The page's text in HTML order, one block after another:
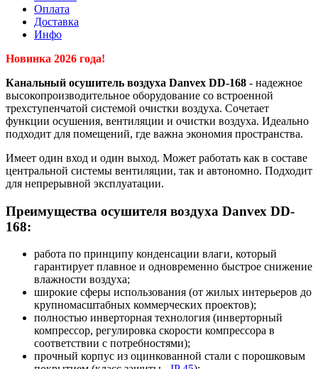
Оплата
Доставка
Инфо
Новинка 2026 года!
Канальный осушитель воздуха Danvex DD-168 - надежное
высокопроизводительное оборудование со встроенной
трехступенчатой системой очистки воздуха. Сочетает
функции осушения, вентиляции и очистки воздуха. Идеально
подходит для помещений, где важна экономия пространства.
Имеет один вход и один выход. Может работать как в составе
центральной системы вентиляции, так и автономно. Подходит
для непрерывной эксплуатации.
Преимущества осушителя воздуха Danvex DD-
168:
работа по принципу конденсации влаги, который
гарантирует плавное и одновременно быстрое снижение
влажности воздуха;
широкие сферы использования (от жилых интерьеров до
крупномасштабных коммерческих проектов);
полностью инверторная технология (инверторный
компрессор, регулировка скорости компрессора в
соответствии с потребностями);
прочный корпус из оцинкованной стали с порошковым